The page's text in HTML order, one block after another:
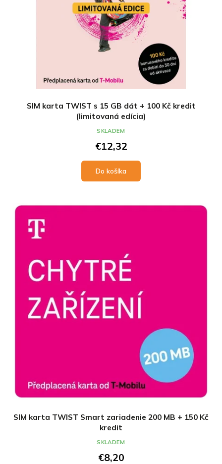
k
t
o
v
SIM karta TWIST s 15 GB dát + 100 Kč kredit
(limitovaná edícia)
€12,32
Do košíka
SKLADEM
SIM karta TWIST Smart zariadenie 200 MB + 150 Kč
kredit
€8,20
SKLADEM